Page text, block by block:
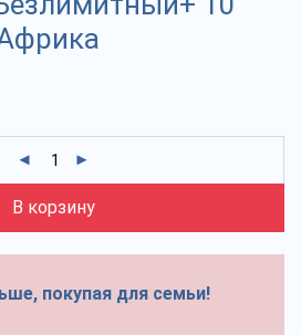
В корзину
покупая для семьи!